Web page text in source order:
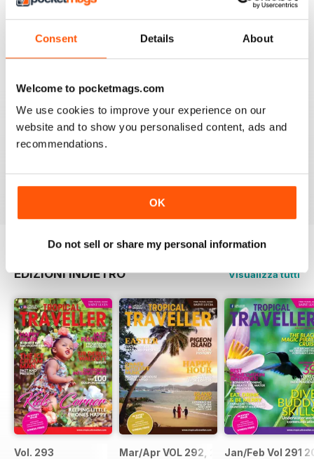
Consent Details About
Welcome to pocketmags.com
We use cookies to improve your experience on our
website and to show you personalised content, ads and
recommendations.
OK
Do not sell or share my personal information
Basato su 0 Recensioni dei clienti
0
4 0
3
2
1 0
VISUALIZZA LE RECENSIONI
EDIZIONI INDIETRO Visualizza tutti
Vol. 293 Mar/Apr VOL 292, 2017Jan/Feb Vol 291